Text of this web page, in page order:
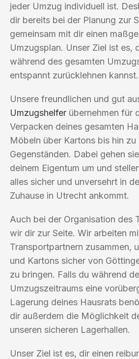
jeder Umzug individuell ist.
dir bereits bei der Planung zur
gemeinsam mit dir einen
Umzugsplan. Unser Ziel ist es,
während des gesamten
entspannt zurücklehnen kannst.
Unsere freundlichen und gut
Umzugshelfer übernehmen für
Verpacken deines gesamten
Möbeln über Kartons bis hin
Gegenständen. Dabei gehen
deinem Eigentum um und
alles sicher und unversehrt in
Zuhause in Utrecht ankommt.
Auch bei der Organisation des
wir dir zur Seite. Wir arbeiten
Transportpartnern zusammen,
und Kartons sicher von
zu bringen. Falls du während
Umzugszeitraums eine
Lagerung deines Hausrats
dir außerdem die Möglichkeit
unseren sicheren Lagerhallen.
Unser Ziel ist es, dir einen